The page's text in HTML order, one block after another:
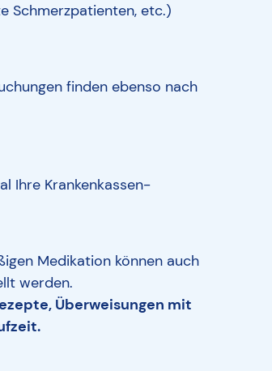
Schmerzpatienten, etc.)
finden ebenso nach
Ihre Krankenkassen-
Medikation können auch
werden.
Überweisungen mit